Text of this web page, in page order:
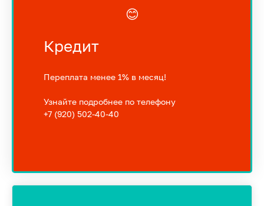
😊
Кредит
Переплата менее 1% в месяц!
Узнайте подробнее по телефону
+7 (920) 502-40-40